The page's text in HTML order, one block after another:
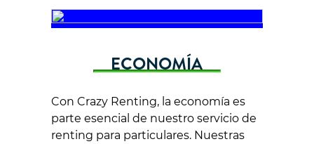
ECONOMÍA
Con Crazy Renting, la economía es
parte esencial de nuestro servicio de
renting para particulares. Nuestras